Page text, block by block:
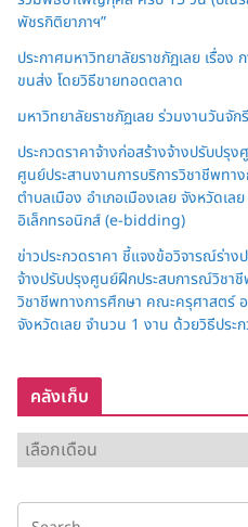
พัชรกิติยาภาฯ”
ประกาศมหาวิทยาลัยราชภัฏเลย เรื่อ
ขนส่ง โดยวิธีขายทอดตลาด
มหาวิทยาลัยราชภัฏเลย ร่วมงานวันจั
ประกวดราคาจ้างก่อสร้างจ้างปรับป
ศูนย์ประสานงานการบริการวิชาชีพท
ตำบลเมือง อำเภอเมืองเลย จังหวัดเ
อิเล็กทรอนิกส์ (e-bidding)
ข่าวประกวดราคา ชี้แจงข้อวิจารณ์ร่าง
จ้างปรับปรุงศูนย์ฝึกประสบการณ์วิชา
วิชาชีพทางการศึกษา คณะครุศาสตร์ อ
จังหวัดเลย จำนวน 1 งาน ด้วยวิธีปร
คลังเก็บ
ลั
ง